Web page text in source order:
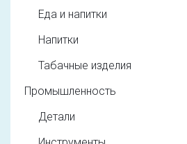
Еда и напитки
Напитки
Табачные изделия
Промышленность
Детали